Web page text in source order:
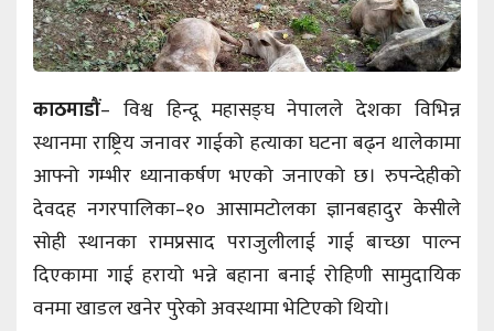
काठमाडौं– विश्व हिन्दू महासङ्घ नेपालले देशका विभिन्न
स्थानमा राष्ट्रिय जनावर गाईको हत्याका घटना बढ्न थालेकामा
आफ्नो गम्भीर ध्यानाकर्षण भएको जनाएको छ। रुपन्देहीको
देवदह नगरपालिका–१० आसामटोलका ज्ञानबहादुर केसीले
सोही स्थानका रामप्रसाद पराजुलीलाई गाई बाच्छा पाल्न
दिएकामा गाई हरायो भन्ने बहाना बनाई रोहिणी सामुदायिक
वनमा खाडल खनेर पुरेको अवस्थामा भेटिएको थियो।